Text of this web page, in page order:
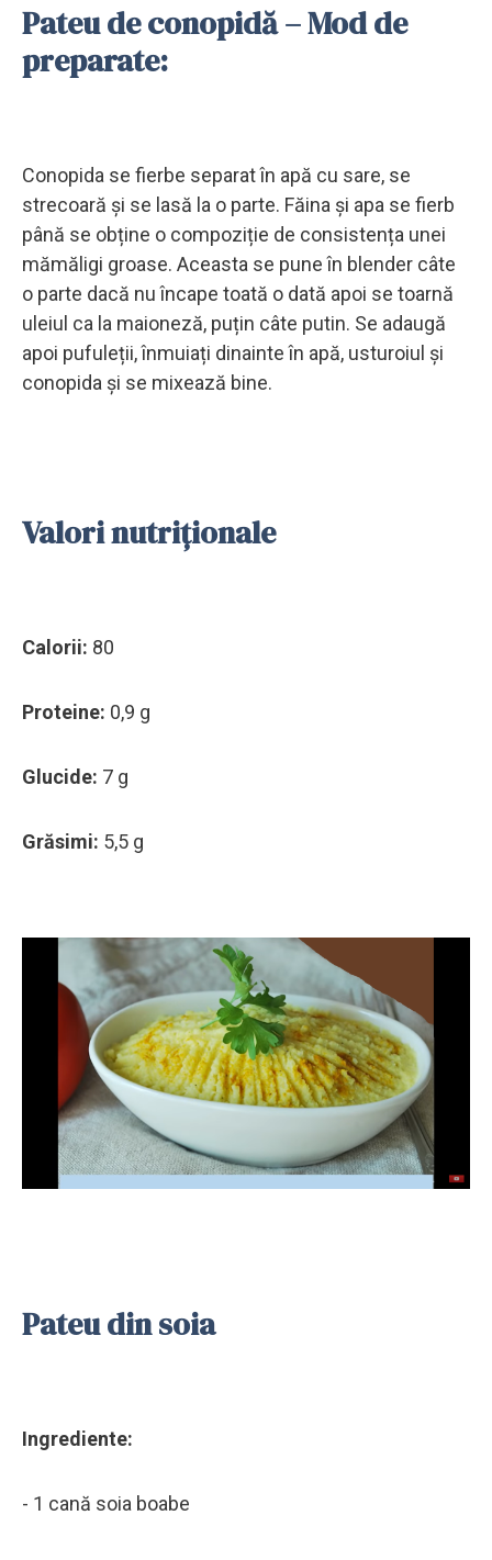
Pateu de conopidă – Mod de
preparate:
Conopida se fierbe separat în apă cu sare, se
strecoară și se lasă la o parte. Făina și apa se fierb
până se obține o compoziție de consistența unei
mămăligi groase. Aceasta se pune în blender câte
o parte dacă nu încape toată o dată apoi se toarnă
uleiul ca la maioneză, puțin câte putin. Se adaugă
apoi pufuleții, înmuiați dinainte în apă, usturoiul și
conopida și se mixează bine.
Valori nutriționale
Calorii: 80
Proteine: 0,9 g
Glucide: 7 g
Grăsimi: 5,5 g
Pateu din soia
Ingrediente:
- 1 cană soia boabe